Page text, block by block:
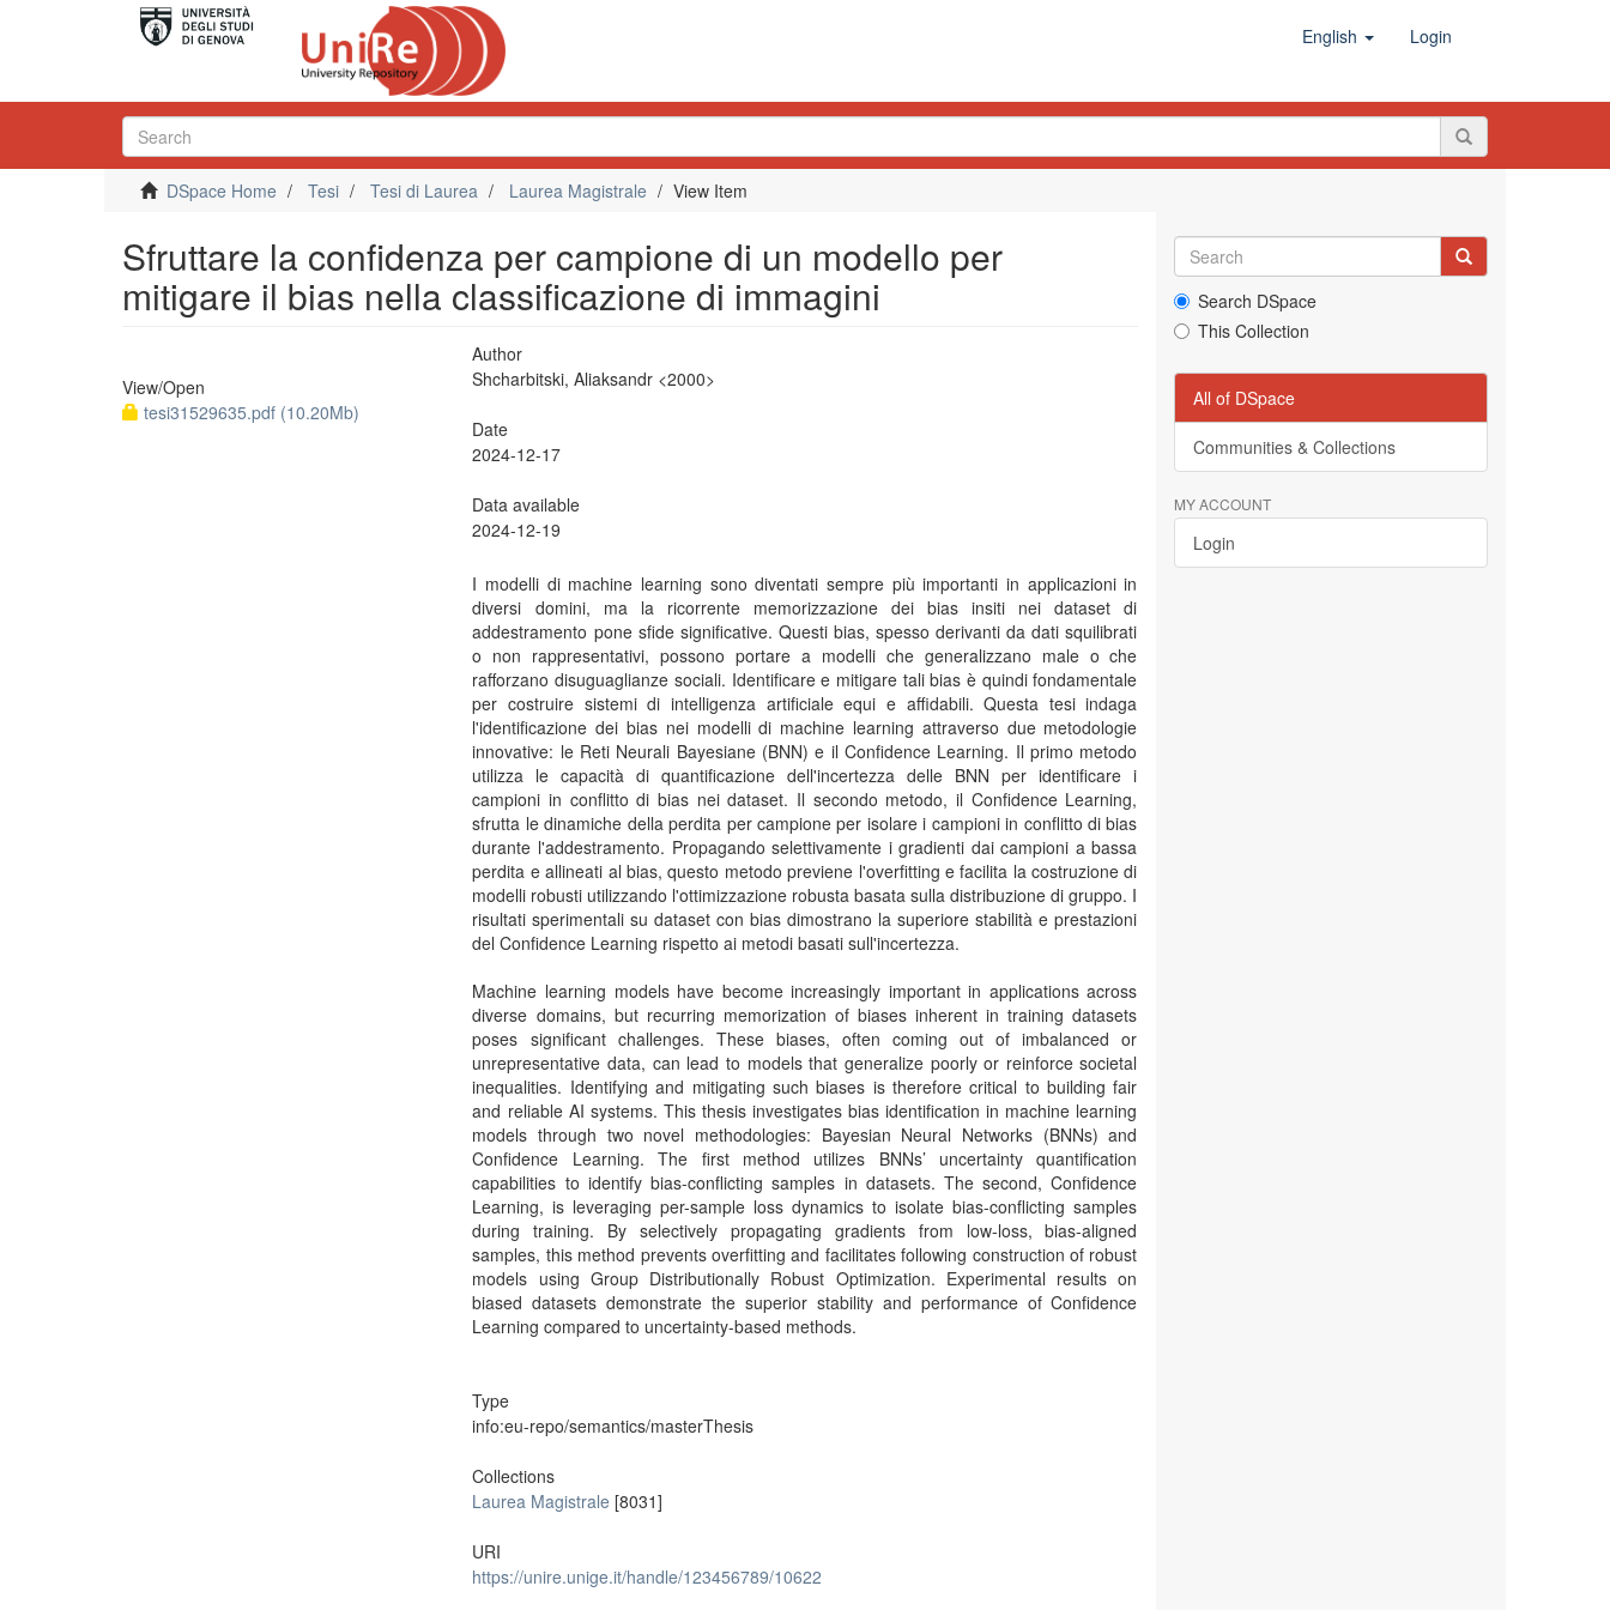
English Login
DSpace Home Tesi Tesi di Laurea Laurea Magistrale View Item
Sfruttare la confidenza per campione di un modello per
mitigare il bias nella classificazione di immagini
View/Open
tesi31529635.pdf (10.20Mb)
Author
Shcharbitski, Aliaksandr <2000>
Date
2024-12-17
Data available
2024-12-19
I modelli di machine learning sono diventati sempre più importanti in applicazioni in
diversi domini, ma la ricorrente memorizzazione dei bias insiti nei dataset di
addestramento pone sfide significative. Questi bias, spesso derivanti da dati squilibrati
o non rappresentativi, possono portare a modelli che generalizzano male o che
rafforzano disuguaglianze sociali. Identificare e mitigare tali bias è quindi fondamentale
per costruire sistemi di intelligenza artificiale equi e affidabili. Questa tesi indaga
l'identificazione dei bias nei modelli di machine learning attraverso due metodologie
innovative: le Reti Neurali Bayesiane (BNN) e il Confidence Learning. Il primo metodo
utilizza le capacità di quantificazione dell'incertezza delle BNN per identificare i
campioni in conflitto di bias nei dataset. Il secondo metodo, il Confidence Learning,
sfrutta le dinamiche della perdita per campione per isolare i campioni in conflitto di bias
durante l'addestramento. Propagando selettivamente i gradienti dai campioni a bassa
perdita e allineati al bias, questo metodo previene l'overfitting e facilita la costruzione di
modelli robusti utilizzando l'ottimizzazione robusta basata sulla distribuzione di gruppo. I
risultati sperimentali su dataset con bias dimostrano la superiore stabilità e prestazioni
del Confidence Learning rispetto ai metodi basati sull'incertezza.
Machine learning models have become increasingly important in applications across
diverse domains, but recurring memorization of biases inherent in training datasets
poses significant challenges. These biases, often coming out of imbalanced or
unrepresentative data, can lead to models that generalize poorly or reinforce societal
inequalities. Identifying and mitigating such biases is therefore critical to building fair
and reliable AI systems. This thesis investigates bias identification in machine learning
models through two novel methodologies: Bayesian Neural Networks (BNNs) and
Confidence Learning. The first method utilizes BNNs’ uncertainty quantification
capabilities to identify bias-conflicting samples in datasets. The second, Confidence
Learning, is leveraging per-sample loss dynamics to isolate bias-conflicting samples
during training. By selectively propagating gradients from low-loss, bias-aligned
samples, this method prevents overfitting and facilitates following construction of robust
models using Group Distributionally Robust Optimization. Experimental results on
biased datasets demonstrate the superior stability and performance of Confidence
Learning compared to uncertainty-based methods.
Type
info:eu-repo/semantics/masterThesis
Collections
Laurea Magistrale [8031]
URI
https://unire.unige.it/handle/123456789/10622
Search DSpace
This Collection
All of DSpace
Communities & Collections
MY ACCOUNT
Login